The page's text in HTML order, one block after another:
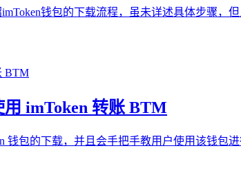
钱包的下载流程，虽未详述具体步骤
imToken 转账 BTM
钱包的下载，并且会手把手教用户使用该钱